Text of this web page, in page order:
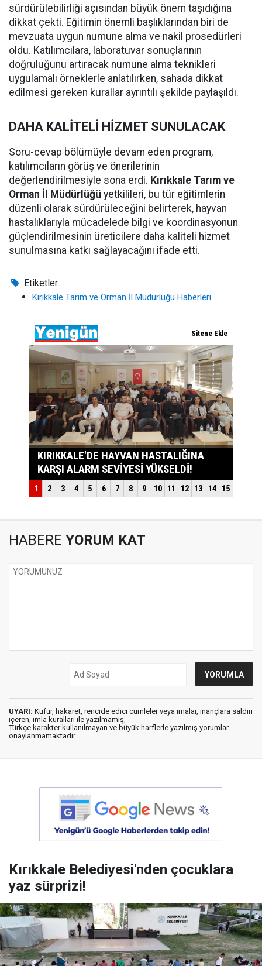
sürdürülebilirliği açısından büyük önem taşıdığına
dikkat çekti. Eğitimin önemli başlıklarından biri de
mevzuata uygun numune alma ve nakil prosedürleri
oldu. Katılımcılara, laboratuvar sonuçlarının
doğruluğunu artıracak numune alma teknikleri
uygulamalı örneklerle anlatılırken, sahada dikkat
edilmesi gereken kurallar ayrıntılı şekilde paylaşıldı.
DAHA KALİTELİ HİZMET SUNULACAK
Soru-cevap bölümüyle devam eden program,
katılımcıların görüş ve önerilerinin
değerlendirilmesiyle sona erdi. Kırıkkale Tarım ve
Orman İl Müdürlüğü yetkilileri, bu tür eğitimlerin
düzenli olarak sürdürüleceğini belirterek, hayvan
hastalıklarıyla mücadelede bilgi ve koordinasyonun
güçlendirilmesinin üreticilere daha kaliteli hizmet
sunulmasına katkı sağlayacağını ifade etti.
Etiketler :
Kırıkkale Tarım ve Orman İl Müdürlüğü Haberleri
HABERE YORUM KAT
UYARI: Küfür, hakaret, rencide edici cümleler veya imalar, inançlara saldırı
içeren, imla kuralları ile yazılmamış,
Türkçe karakter kullanılmayan ve büyük harflerle yazılmış yorumlar
onaylanmamaktadır.
Kırıkkale Belediyesi'nden çocuklara
yaz sürprizi!